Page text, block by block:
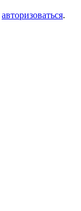
авторизоваться.